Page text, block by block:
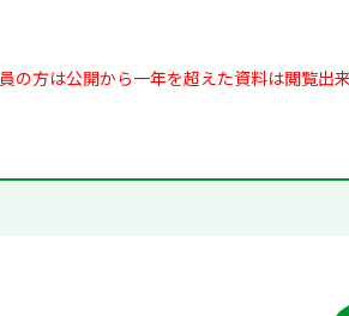
の方は公開から一年を超えた資料は閲覧出来